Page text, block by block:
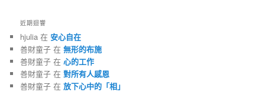
近期迴響
hjulia 在安心自在
善財童子 在無形的布施
善財童子 在心的工作
善財童子 在對所有人感恩
善財童子 在放下心中的「相」